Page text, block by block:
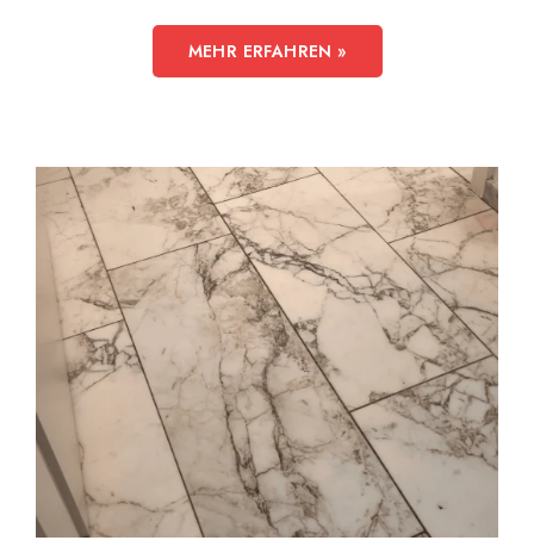
MEHR ERFAHREN »